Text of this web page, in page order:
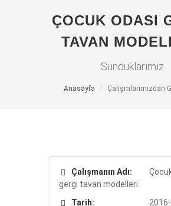
ÇOCUK ODASI
TAVAN
Sunduklarımız
Anasayfa Çalışmlarımızdan
Çalışmanın Adı:
gergi tavan modelleri
Tarih: